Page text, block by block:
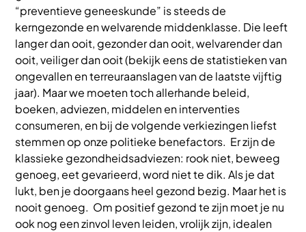
“preventieve geneeskunde” is steeds de
kerngezonde en welvarende middenklasse. Die leeft
langer dan ooit, gezonder dan ooit, welvarender dan
ooit, veiliger dan ooit (bekijk eens de statistieken van
ongevallen en terreuraanslagen van de laatste vijftig
jaar). Maar we moeten toch allerhande beleid,
boeken, adviezen, middelen en interventies
consumeren, en bij de volgende verkiezingen liefst
stemmen op onze politieke benefactors. Er zijn de
klassieke gezondheidsadviezen: rook niet, beweeg
genoeg, eet gevarieerd, word niet te dik. Als je dat
lukt, ben je doorgaans heel gezond bezig. Maar het is
nooit genoeg. Om positief gezond te zijn moet je nu
ook nog een zinvol leven leiden, vrolijk zijn, idealen